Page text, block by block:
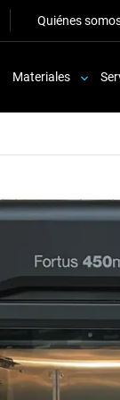
Quiénes
Materiales